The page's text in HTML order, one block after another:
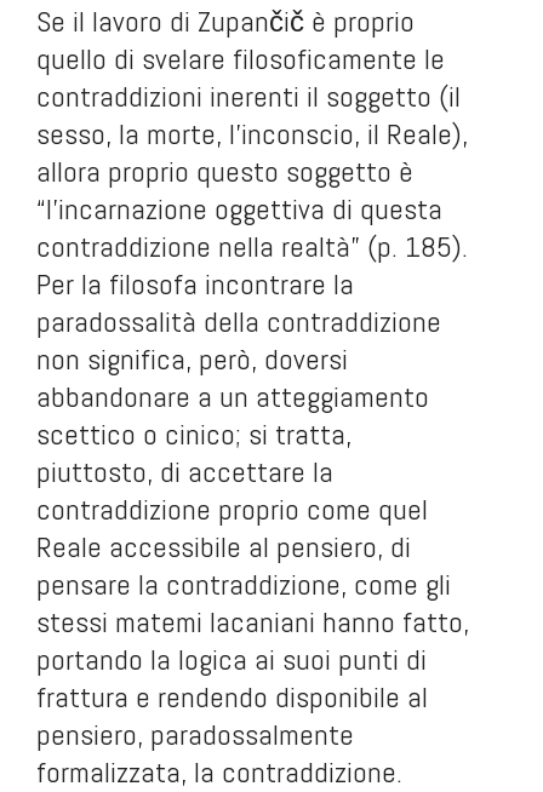
Se il lavoro di Zupančič è proprio
quello di svelare filosoficamente le
contraddizioni inerenti il soggetto (il
sesso, la morte, l’inconscio, il Reale),
allora proprio questo soggetto è
“l’incarnazione oggettiva di questa
contraddizione nella realtà” (p. 185).
Per la filosofa incontrare la
paradossalità della contraddizione
non significa, però, doversi
abbandonare a un atteggiamento
scettico o cinico; si tratta,
piuttosto, di accettare la
contraddizione proprio come quel
Reale accessibile al pensiero, di
pensare la contraddizione, come gli
stessi matemi lacaniani hanno fatto,
portando la logica ai suoi punti di
frattura e rendendo disponibile al
pensiero, paradossalmente
formalizzata, la contraddizione.